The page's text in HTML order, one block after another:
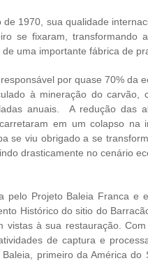
1970, sua qualidade
se fixaram, transformando
uma importante fábrica de
por quase 70% da
à mineração do carvão,
anuais. A redução das
em um colapso na
se viu obrigado a se
drasticamente no cenário
pelo Projeto Baleia Franca e
Histórico do sitio do
vistas à sua restauração.
de captura e
primeiro da América do